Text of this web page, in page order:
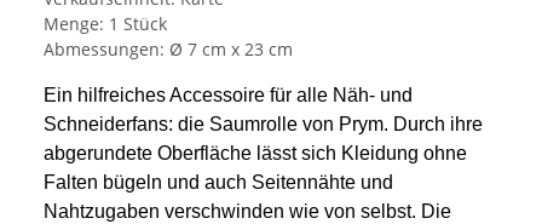
Menge: 1 Stück
Abmessungen: Ø 7 cm x 23 cm
Ein hilfreiches Accessoire für alle Näh- und
Schneiderfans: die Saumrolle von Prym. Durch ihre
abgerundete Oberfläche lässt sich Kleidung ohne
Falten bügeln und auch Seitennähte und
Nahtzugaben verschwinden wie von selbst. Die